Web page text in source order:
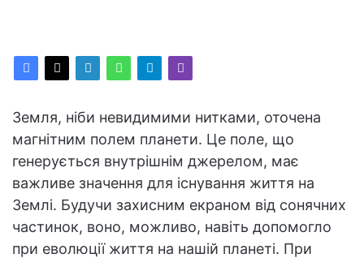
Земля, ніби невидимими нитками, оточена
магнітним полем планети. Це поле, що
генерується внутрішнім джерелом, має
важливе значення для існування життя на
Землі. Будучи захисним екраном від сонячних
частинок, воно, можливо, навіть допомогло
при еволюції життя на нашій планеті. При